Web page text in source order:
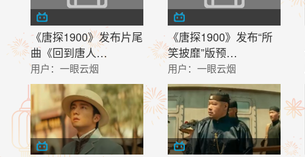
《唐探1900》发布片尾
曲《回到唐人…
用户： 一眼云烟
《唐探1900》发布“所
笑披靡”版预…
用户： 一眼云烟